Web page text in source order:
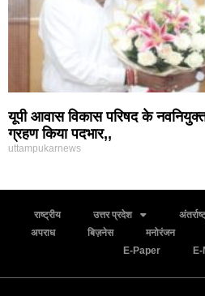
यूपी आवास विकास परिषद के
ग्रहण किया पदभार,,
uttampukarnews
राष्ट्रीय उत्तर प्रदेश
अपराध
बिज़नेस मनोरंजन
E-Paper